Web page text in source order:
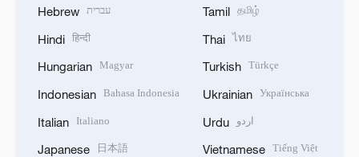
Hebrew עברית
Hindi हिन्दी
Hungarian Magyar
Indonesian Bahasa Indonesia
Italian Italiano
Japanese 日本語
Tamil தமிழ்
Thai ไทย
Turkish Türkçe
Ukrainian Українська
Urdu اردو
Vietnamese Tiếng Việt